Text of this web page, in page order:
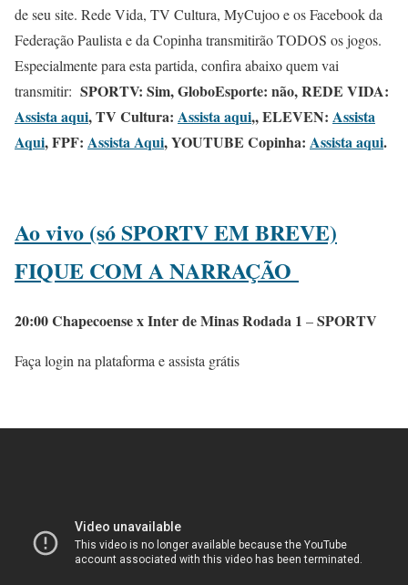
de seu site. Rede Vida, TV Cultura, MyCujoo e os Facebook da
Federação Paulista e da Copinha transmitirão TODOS os jogos.
Especialmente para esta partida, confira abaixo quem vai
transmitir: SPORTV: Sim, GloboEsporte: não, REDE VIDA:
Assista aqui, TV Cultura: Assista aqui,, ELEVEN: Assista
Aqui, FPF: Assista Aqui, YOUTUBE Copinha: Assista aqui.
Ao vivo (só SPORTV EM BREVE)
FIQUE COM A NARRAÇÃO
20:00 Chapecoense x Inter de Minas Rodada 1 –SPORTV
Faça login na plataforma e assista grátis